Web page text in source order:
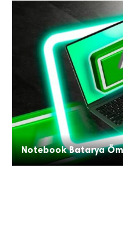
Notebook Batarya